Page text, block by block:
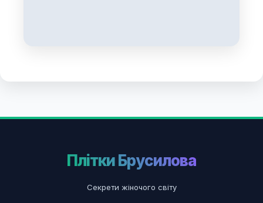
Плітки Брусилова
Секрети жіночого світу